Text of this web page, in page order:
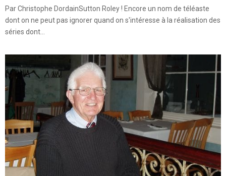
Par Christophe DordainSutton Roley ! Encore un nom de téléaste
dont on ne peut pas ignorer quand on s'intéresse à la réalisation des
séries dont...